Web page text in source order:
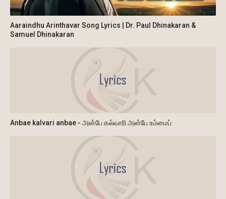
Aaraindhu Arinthavar Song Lyrics | Dr. Paul Dhinakaran &
Samuel Dhinakaran
Anbae kalvari anbae - அன்பே கல்வாரி அன்பே உம்மைப்